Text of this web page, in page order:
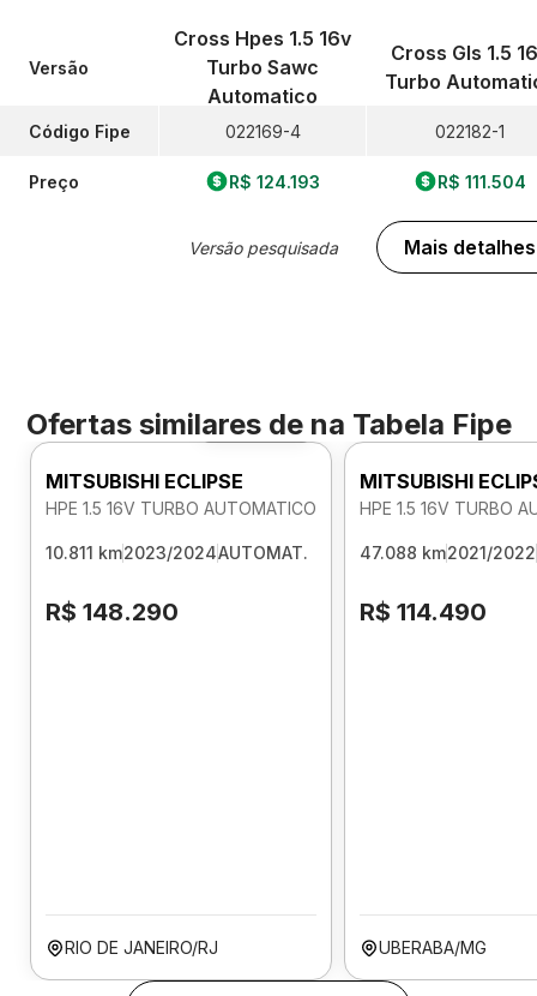
Versão
Código Fipe
Preço
Cross Hpes 1.5 16v
Turbo Sawc
Automatico
022169-4
R$ 124.193
Versão pesquisada
Cross Gls 1.5
Turbo
022182-1
R$ 111.504
Mais detalhes
Ofertas similares de na Tabela Fipe
Foto 360º
MITSUBISHI ECLIPSE
HPE 1.5 16V TURBO AUTOMATICO
10.811 km2023/2024AUTOMAT.
R$ 148.290
RIO DE JANEIRO/RJ
MITSUBISHI
HPE 1.5 16V TURBO
47.088 km2021/2022
R$ 114.490
UBERABA/MG